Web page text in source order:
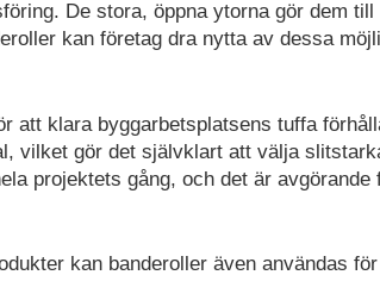
De stora, öppna ytorna gör dem till
kan företag dra nytta av dessa
att klara byggarbetsplatsens tuffa
vilket gör det självklart att välja
projektets gång, och det är avgörande
kan banderoller även användas